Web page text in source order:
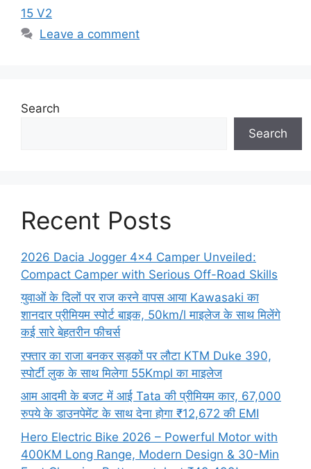
15 V2
Leave a comment
Search
Search
Recent Posts
2026 Dacia Jogger 4×4 Camper Unveiled:
Compact Camper with Serious Off-Road Skills
युवाओं के दिलों पर राज करने वापस आया Kawasaki का
शानदार प्रीमियम स्पोर्ट बाइक, 50km/l माइलेज के साथ मिलेंगे
कई सारे बेहतरीन फीचर्स
रफ्तार का राजा बनकर सड़कों पर लौटा KTM Duke 390,
स्पोर्टी लुक के साथ मिलेगा 55Kmpl का माइलेज
आम आदमी के बजट में आई Tata की प्रीमियम कार, 67,000
रुपये के डाउनपेमेंट के साथ देना होगा ₹12,672 की EMI
Hero Electric Bike 2026 – Powerful Motor with
400KM Long Range, Modern Design & 30-Min